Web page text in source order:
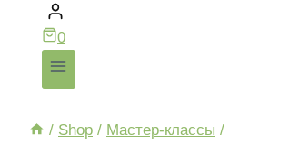
0
/ Shop / Мастер-классы /